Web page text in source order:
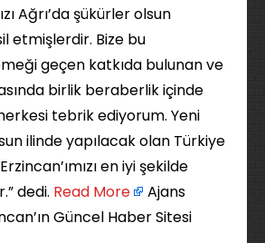
Ağrı’da şükürler olsun
etmişlerdir. Bize bu
geçen katkıda bulunan ve
birlik beraberlik içinde
tebrik ediyorum. Yeni
ilinde yapılacak olan Türkiye
en iyi şekilde
dedi. Read More
Ajans
Güncel Haber Sitesi